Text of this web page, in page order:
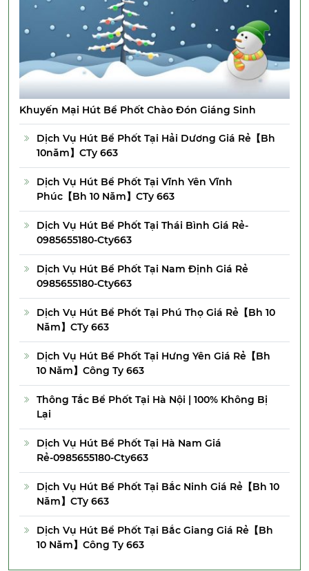
Khuyến Mại Hút Bể Phốt Chào Đón Giáng Sinh
Dịch Vụ Hút Bể Phốt Tại Hải Dương Giá Rẻ【Bh
10năm】CTy 663
Dịch Vụ Hút Bể Phốt Tại Vĩnh Yên Vĩnh
Phúc【Bh 10 Năm】CTy 663
Dịch Vụ Hút Bể Phốt Tại Thái Bình Giá Rẻ-
0985655180-Cty663
Dịch Vụ Hút Bể Phốt Tại Nam Định Giá Rẻ
0985655180-Cty663
Dịch Vụ Hút Bể Phốt Tại Phú Thọ Giá Rẻ【Bh 10
Năm】CTy 663
Dịch Vụ Hút Bể Phốt Tại Hưng Yên Giá Rẻ【Bh
10 Năm】Công Ty 663
Thông Tắc Bể Phốt Tại Hà Nội | 100% Không Bị
Lại
Dịch Vụ Hút Bể Phốt Tại Hà Nam Giá
Rẻ-0985655180-Cty663
Dịch Vụ Hút Bể Phốt Tại Bắc Ninh Giá Rẻ【Bh 10
Năm】CTy 663
Dịch Vụ Hút Bể Phốt Tại Bắc Giang Giá Rẻ【Bh
10 Năm】Công Ty 663